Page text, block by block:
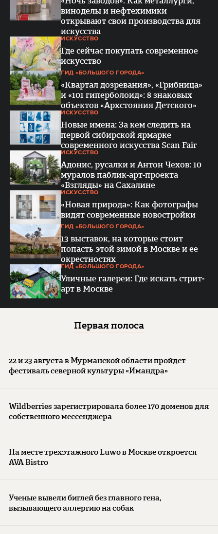
виноделы и нефтехимики
открывают свои производства для
искусства
ИСКУССТВО
Где сейчас покупать современное
искусство
ГИД «БОЛЬШОГО ГОРОДА»
«Квартал дозревания», «Грибница»
и «101 гиперболоид»: 8 знаковых
объектов «Архстояния Детского»
ИСКУССТВО
Новые имена: За кем следить на
первой сибирской ярмарке
современного искусства Scan Fair
ИСКУССТВО
Адонис, русалки и Антон Чехов: 10
муралов паблик-арт-проекта
«Взгляды» на Сахалине
ИСКУССТВО
«Новая природа»: Как фотографы
видят современные новостройки
ГИД «БОЛЬШОГО ГОРОДА»
13 выставок, на которые стоит
попасть этой зимой в Москве и ее
окрестностях
ГИД «БОЛЬШОГО ГОРОДА»
Уличные галереи: Где искать стрит-
арт в Москве
Первая полоса
22 и 23 августа в Мурманской области пройдет
фестиваль северной культуры «Имандра»
Wildberries зарегистрировала более 170 доменов для
собственного мессенджера
На месте трехэтажного Luwo в Москве откроется
AVA Bistro
Ученые вывели биглей без главного гена,
вызывающего аллергию на собак